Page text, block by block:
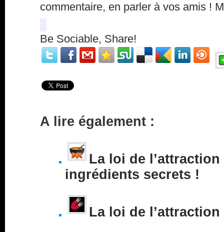
commentaire, en parler à vos amis !
Be Sociable, Share!
A lire également :
La loi de l’attraction
ingrédients secrets !
La loi de l’attraction